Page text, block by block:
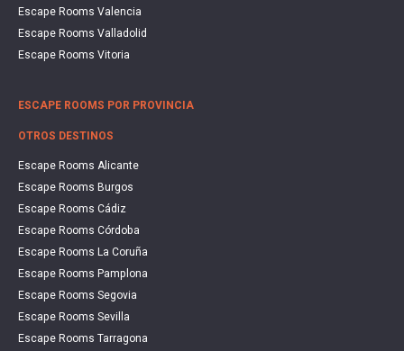
Escape Rooms Valencia
Escape Rooms Valladolid
Escape Rooms Vitoria
ESCAPE ROOMS POR PROVINCIA
OTROS DESTINOS
Escape Rooms Alicante
Escape Rooms Burgos
Escape Rooms Cádiz
Escape Rooms Córdoba
Escape Rooms La Coruña
Escape Rooms Pamplona
Escape Rooms Segovia
Escape Rooms Sevilla
Escape Rooms Tarragona